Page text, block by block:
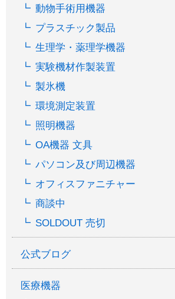
動物手術用機器
プラスチック製品
生理学・薬理学機器
実験機材作製装置
製氷機
環境測定装置
照明機器
OA機器 文具
パソコン及び周辺機器
オフィスファニチャー
商談中
SOLDOUT 売切
公式ブログ
医療機器